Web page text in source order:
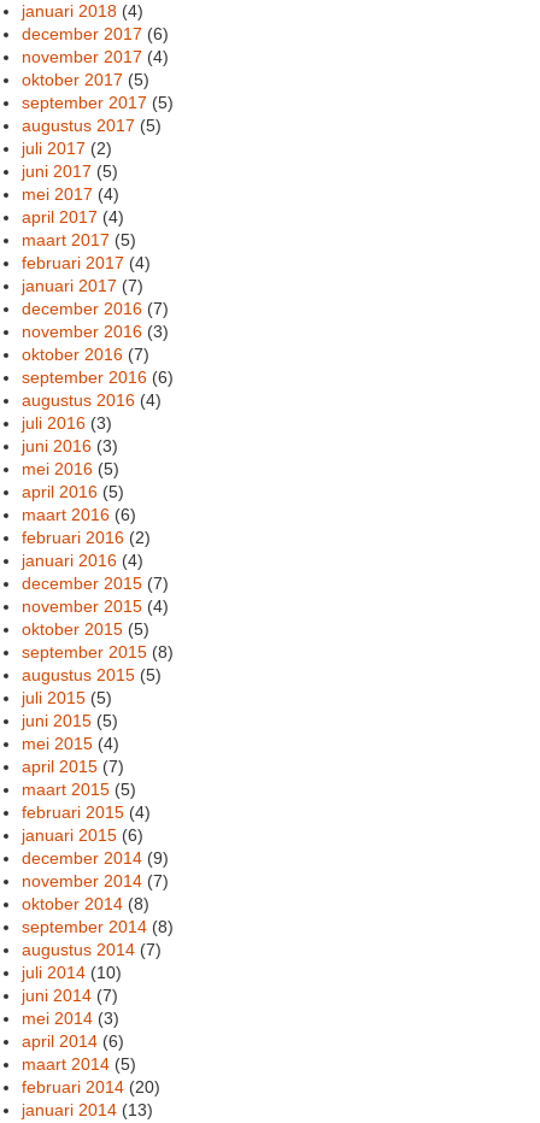
januari 2018 (4)
december 2017 (6)
november 2017 (4)
oktober 2017 (5)
september 2017 (5)
augustus 2017 (5)
juli 2017 (2)
juni 2017 (5)
mei 2017 (4)
april 2017 (4)
maart 2017 (5)
februari 2017 (4)
januari 2017 (7)
december 2016 (7)
november 2016 (3)
oktober 2016 (7)
september 2016 (6)
augustus 2016 (4)
juli 2016 (3)
juni 2016 (3)
mei 2016 (5)
april 2016 (5)
maart 2016 (6)
februari 2016 (2)
januari 2016 (4)
december 2015 (7)
november 2015 (4)
oktober 2015 (5)
september 2015 (8)
augustus 2015 (5)
juli 2015 (5)
juni 2015 (5)
mei 2015 (4)
april 2015 (7)
maart 2015 (5)
februari 2015 (4)
januari 2015 (6)
december 2014 (9)
november 2014 (7)
oktober 2014 (8)
september 2014 (8)
augustus 2014 (7)
juli 2014 (10)
juni 2014 (7)
mei 2014 (3)
april 2014 (6)
maart 2014 (5)
februari 2014 (20)
januari 2014 (13)